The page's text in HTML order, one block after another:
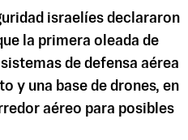
israelíes declararon
la primera oleada de
de defensa aérea
y una base de drones, en
aéreo para posibles